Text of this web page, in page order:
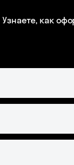
Узнаете, как